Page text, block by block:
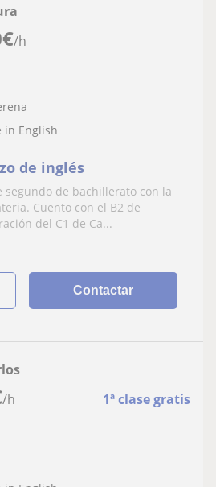
€/h
in English
de inglés
segundo de bachillerato con la
Cuento con el B2 de
del C1 de Ca...
Contactar
/h 1ª clase gratis